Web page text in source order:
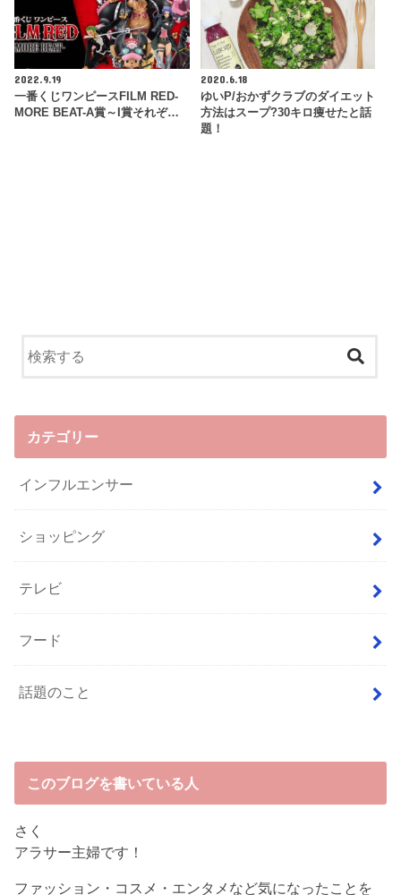
2022.9.19
一番くじワンピースFILM RED-
MORE BEAT-A賞～I賞それぞ…
2020.6.18
ゆいP/おかずクラブのダイエット
方法はスープ?30キロ痩せたと話
題！
カテゴリー
インフルエンサー
ショッピング
テレビ
フード
話題のこと
このブログを書いている人
さく
アラサー主婦です！
ファッション・コスメ・エンタメなど気になったことを